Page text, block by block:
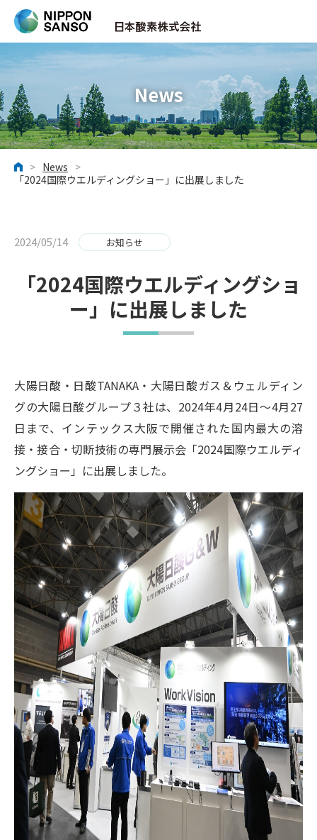
News
ホーム
> News >
「2024国際ウエルディングショー」に出展しました
2024/05/14 お知らせ
「2024国際ウエルディングショ
ー」に出展しました
大陽日酸・日酸TANAKA・大陽日酸ガス＆ウェルディン
グの大陽日酸グループ３社は、2024年4月24日～4月27
日まで、インテックス大阪で開催された国内最大の溶
接・接合・切断技術の専門展示会「2024国際ウエルディ
ングショー」に出展しました。